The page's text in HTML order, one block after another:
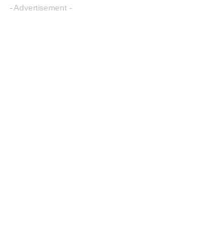
- Advertisement -